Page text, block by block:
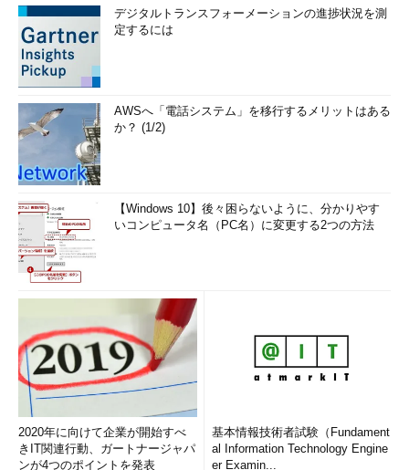
デジタルトランスフォーメーションの進捗状況を測
定するには
AWSへ「電話システム」を移行するメリットはある
か？ (1/2)
【Windows 10】後々困らないように、分かりやす
いコンピュータ名（PC名）に変更する2つの方法
2020年に向けて企業が開始すべ
きIT関連行動、ガートナージャパ
ンが4つのポイントを発表
基本情報技術者試験（Fundament
al Information Technology Engine
er Examin...